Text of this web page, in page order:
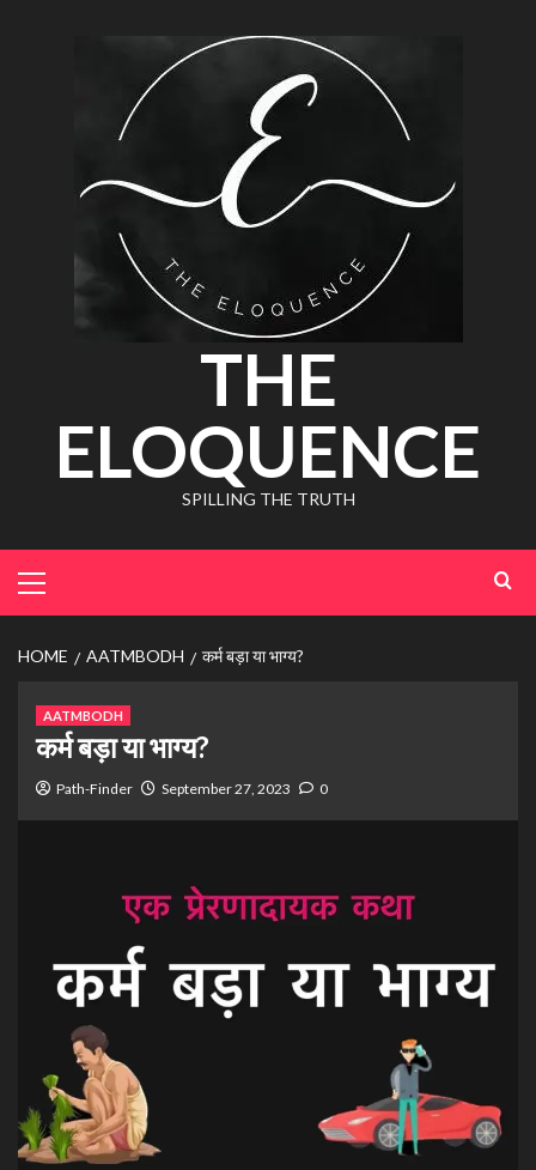
THE
ELOQUENCE
SPILLING THE TRUTH
HOME AATMBODH कर्म बड़ा या भाग्य?
AATMBODH
कर्म बड़ा या भाग्य?
Path-Finder September 27, 2023 0